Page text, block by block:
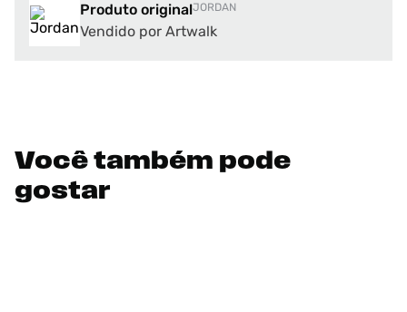
Produto originalJORDAN
Vendido por Artwalk
Você também pode
gostar